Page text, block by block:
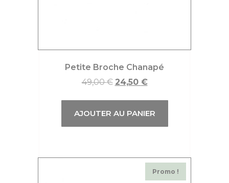
Petite Broche Chanapé
49,00€ 24,50 €
AJOUTER AU PANIER
Promo !